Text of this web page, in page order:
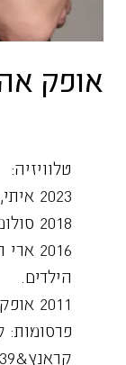
אופק
טלוויזיה:
2023 איתי, &quot;רוני ותום&quot;, ניקלודיאון.
2018 סולומון, &quot;שכונה&quot;, ניקלודיאון.
הילדים.
2011 אופק, &quot;UNDO&quot;, וואלה VOD.
פרסומות: